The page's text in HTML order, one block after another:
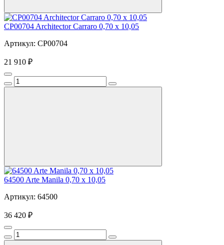
CP00704 Architector Carraro 0,70 x 10,05
Артикул: CP00704
21 910 ₽
64500 Arte Manila 0,70 х 10,05
Артикул: 64500
36 420 ₽